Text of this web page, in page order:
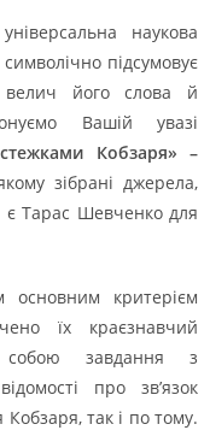
наукова
підсумовує
велич його слова й
Вашій увазі
Кобзаря» –
зібрані джерела,
Тарас Шевченко для
основним критерієм
їх краєзнавчий
завдання з
про зв’язок
так і по тому.